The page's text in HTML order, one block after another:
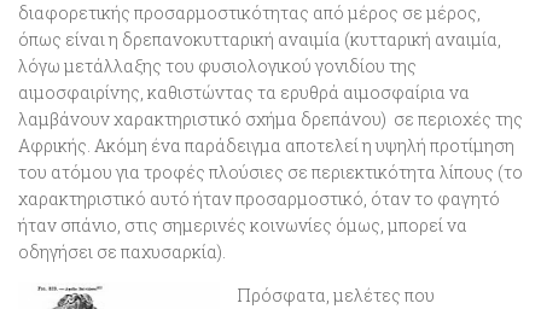
διαφορετικής προσαρμοστικότητας από μέρος σε μέρος,
όπως είναι η δρεπανοκυτταρική αναιμία (κυτταρική αναιμία,
λόγω μετάλλαξης του φυσιολογικού γονιδίου της
αιμοσφαιρίνης, καθιστώντας τα ερυθρά αιμοσφαίρια να
λαμβάνουν χαρακτηριστικό σχήμα δρεπάνου) σε περιοχές της
Αφρικής. Ακόμη ένα παράδειγμα αποτελεί η υψηλή προτίμηση
του ατόμου για τροφές πλούσιες σε περιεκτικότητα λίπους (το
χαρακτηριστικό αυτό ήταν προσαρμοστικό, όταν το φαγητό
ήταν σπάνιο, στις σημερινές κοινωνίες όμως, μπορεί να
οδηγήσει σε παχυσαρκία).
Πρόσφατα, μελέτες που